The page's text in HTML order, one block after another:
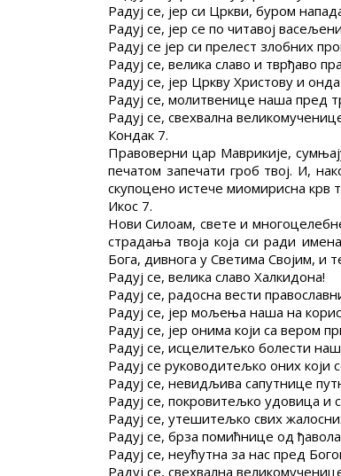
Радуј се, јер си Цркви, буром
Радуј се, јер се по читавој
Радуј се јер си прелест злобних
Радуј се, велика славо и тврђаво
Радуј се, јер Цркву Христову и
Радуј се, молитвенице наша пред
Радуј се, свехвална
Кондак 7.
Правоверни цар Маврикије,
печатом запечати гроб твој. И,
скупоцено истече миомирисна крв
Икос 7.
Нови Силоам, свете и
страдања твоја која си ради
Бога, дивнога у Светима Својим, и
Радуј се, велика славо Халкидона!
Радуј се, радосна вести
Радуј се, јер мољења наша на
Радуј се, јер онима који са вером
Радуј се, исцелитељко болести
Радуј се руководитељко оних који
Радуј се, невидљива сапутнице
Радуј се, покровитељко удовица и
Радуј се, утешитељко свих
Радуј се, брза помићнице од
Радуј се, неућутна за нас пред
Радуј се, свехвална